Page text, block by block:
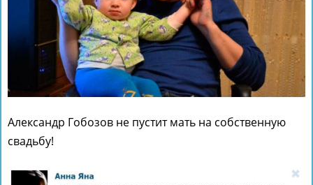
Александр Гобозов не пустит мать на собственную
свадьбу!